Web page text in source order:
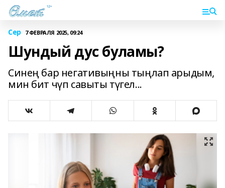
Сер 7 ФЕВРАЛЯ 2025, 09:24
Шундый дус буламы?
Синең бар негативыңны тыңлап арыдым,
мин бит чүп савыты түгел...